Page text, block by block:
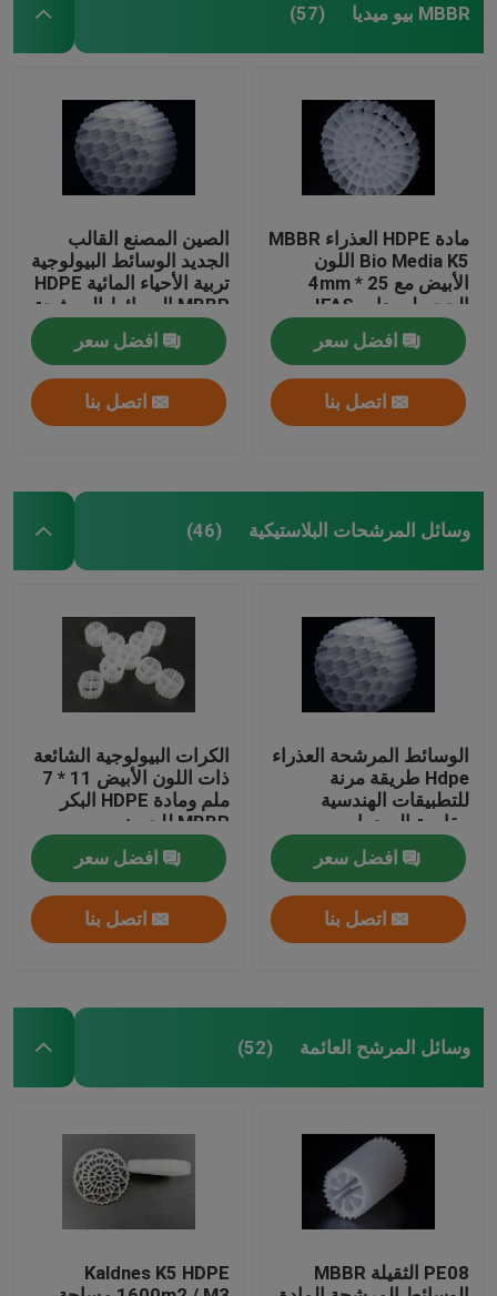
MBBR بيو ميديا (57)
مادة HDPE العذراء MBBR
Bio Media K5 اللون
الأبيض مع 25 * 4mm
الحجم لمعدات IFAS
افضل سعر
اتصل بنا
الصين المصنع القالب
الجديد الوسائط البيولوجية
تربية الأحياء المائية HDPE
MBBR الوسائط المرشحة
البيولوجية حامل الكتلة
الحيوية الوسائط العائمة
افضل سعر
اتصل بنا
وسائل المرشحات البلاستيكية (46)
الوسائط المرشحة العذراء
Hdpe طريقة مرنة
للتطبيقات الهندسية
مقاومة الصدمات
افضل سعر
اتصل بنا
الكرات البيولوجية الشائعة
ذات اللون الأبيض 11 * 7
ملم ومادة HDPE البكر
MBBR للحوض
افضل سعر
اتصل بنا
وسائل المرشح العائمة (52)
PE08 الثقيلة MBBR
Kaldnes K5 HDPE